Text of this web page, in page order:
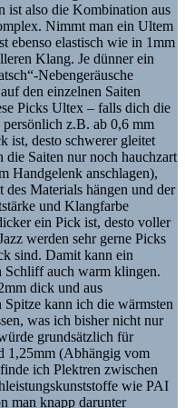
ist also die Kombination aus
Nimmt man ein Ultem
ebenso elastisch wie in 1mm
Klang. Je dünner ein
Nebengeräusche
den einzelnen Saiten
Picks Ultex – falls dich die
z.B. ab 0,6 mm
ist, desto schwerer gleitet
Saiten nur noch hauchzart
Handgelenk anschlagen),
Materials hängen und der
und Klangfarbe
ein Pick ist, desto voller
werden sehr gerne Picks
sind. Damit kann ein
Schliff auch warm klingen.
dick und aus
kann ich die wärmsten
was ich bisher nicht nur
grundsätzlich für
1,25mm (Abhängig vom
ich Plektren zwischen
wie PAI
man knapp darunter